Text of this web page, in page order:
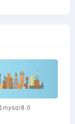
信报警推送脚本